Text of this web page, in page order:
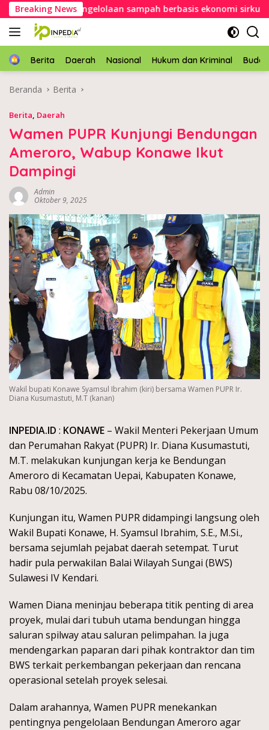
Langsung
ke
konten
Breaking News
dorong pengelolaan sampah berbasis ekonomi sirkular
HomeBerita Daerah Nasional Hukum dan Kriminal
Beranda Berita
Berita, Daerah
Wamen PUPR Kunjungi Bendungan
Ameroro, Wabup Konawe Ikut
Dampingi
Admin
Oktober 9, 2025
Wakil bupati Konawe Syamsul Ibrahim (kiri) bersama Wamen PUPR Ir.
Diana Kusumastuti, M.T (kanan)
INPEDIA.ID : KONAWE – Wakil Menteri Pekerjaan Umum
dan Perumahan Rakyat (PUPR) Ir. Diana Kusumastuti,
M.T. melakukan kunjungan kerja ke Bendungan
Ameroro di Kecamatan Uepai, Kabupaten Konawe,
Rabu 08/10/2025.
Kunjungan itu, Wamen PUPR didampingi langsung oleh
Wakil Bupati Konawe, H. Syamsul Ibrahim, S.E., M.Si.,
bersama sejumlah pejabat daerah setempat. Turut
hadir pula perwakilan Balai Wilayah Sungai (BWS)
Sulawesi IV Kendari.
Wamen Diana meninjau beberapa titik penting di area
proyek, mulai dari tubuh utama bendungan hingga
saluran spilway atau saluran pelimpahan. Ia juga
mendengarkan paparan dari pihak kontraktor dan tim
BWS terkait perkembangan pekerjaan dan rencana
operasional setelah proyek selesai.
Dalam arahannya, Wamen PUPR menekankan
pentingnya pengelolaan Bendungan Ameroro agar